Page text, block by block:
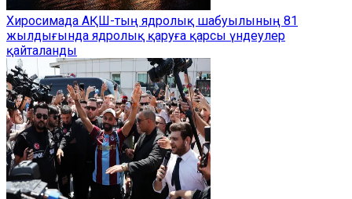
Хиросимада АҚШ-тың ядролық шабуылының 81
жылдығында ядролық қаруға қарсы үндеулер
қайталанды